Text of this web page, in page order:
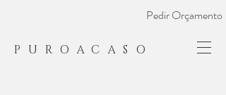
Pedir Orçamento
PUROACASO